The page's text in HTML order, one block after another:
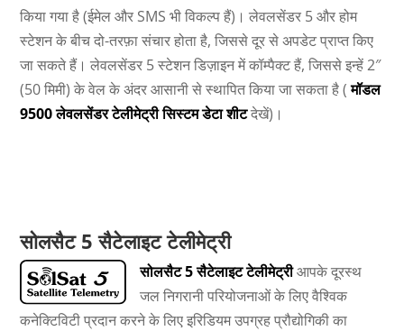
किया गया है (ईमेल और SMS भी विकल्प हैं)। लेवलसेंडर 5 और होम
स्टेशन के बीच दो-तरफ़ा संचार होता है, जिससे दूर से अपडेट प्राप्त किए
जा सकते हैं। लेवलसेंडर 5 स्टेशन डिज़ाइन में कॉम्पैक्ट हैं, जिससे इन्हें 2″
(50 मिमी) के वेल के अंदर आसानी से स्थापित किया जा सकता है (मॉडल
9500 लेवलसेंडर टेलीमेट्री सिस्टम डेटा शीटदेखें)।
सोलसैट 5 सैटेलाइट टेलीमेट्री
सोलसैट 5 सैटेलाइट टेलीमेट्रीआपके दूरस्थ
जल निगरानी परियोजनाओं के लिए वैश्विक
कनेक्टिविटी प्रदान करने के लिए इरिडियम उपग्रह प्रौद्योगिकी का